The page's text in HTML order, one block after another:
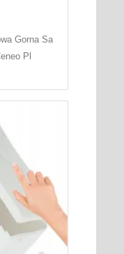
Gorna Sa
Pl